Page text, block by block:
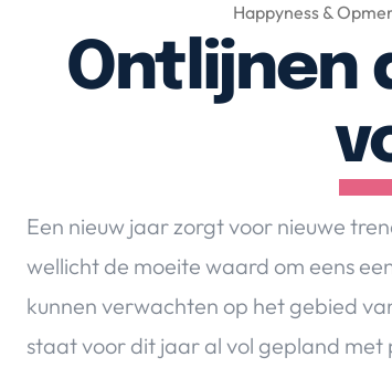
Happyness &
Ontlijnen
Een nieuw jaar zorgt voor nieuwe
wellicht de moeite waard om eens
kunnen verwachten op het gebied
staat voor dit jaar al vol gepland met